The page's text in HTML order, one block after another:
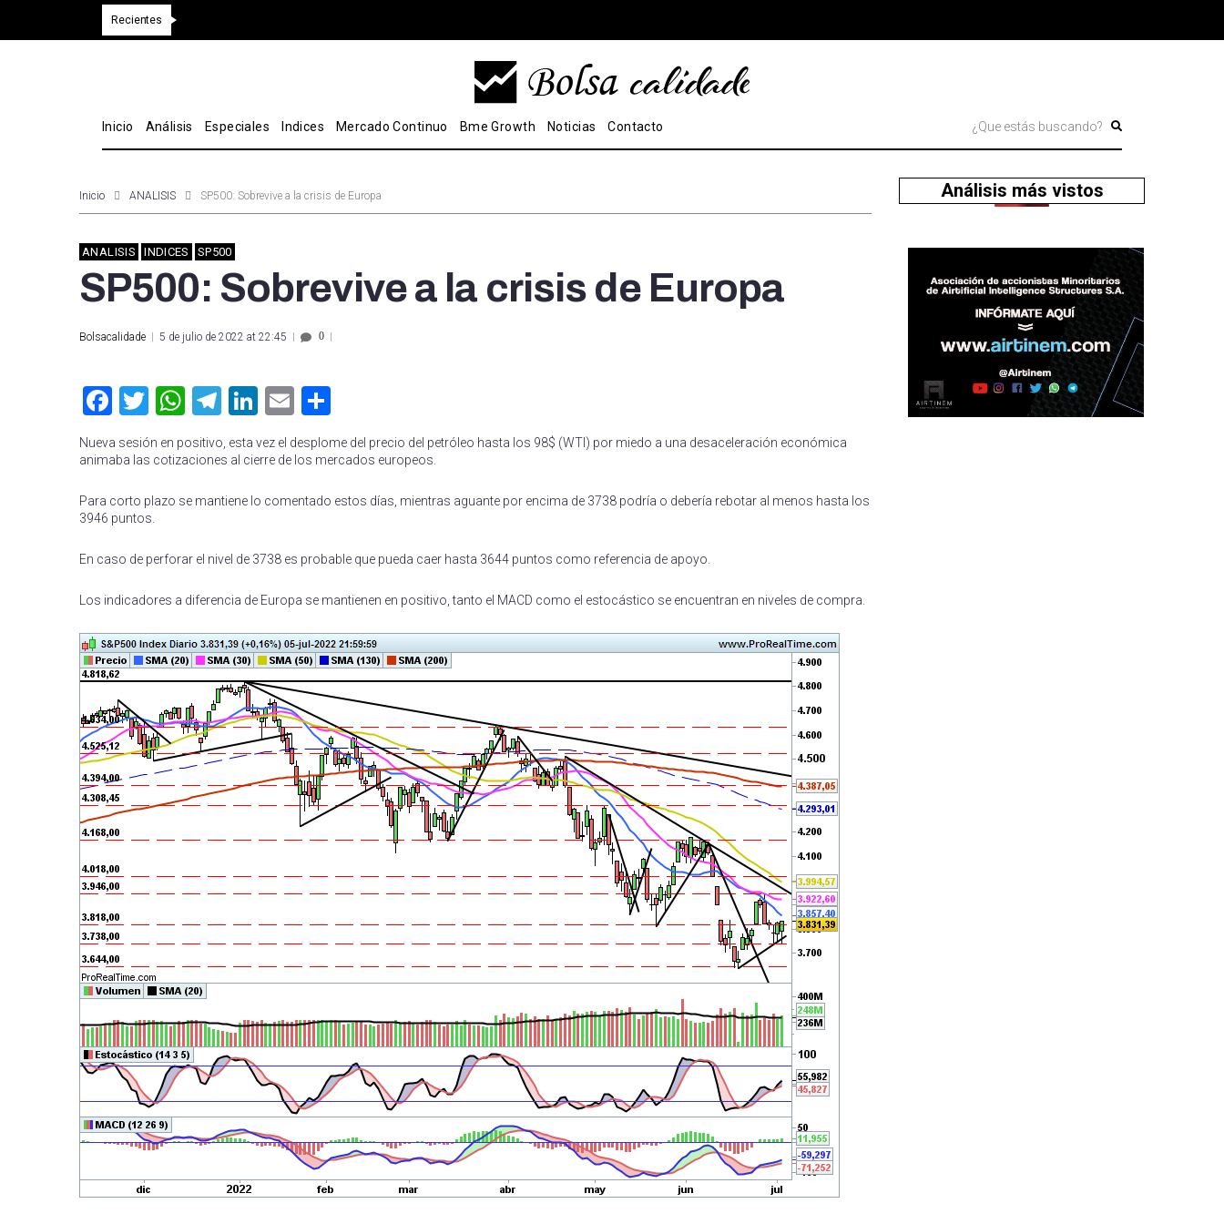
Recientes
Inicio Análisis Especiales Indices Mercado Continuo Bme Growth Noticias Contacto
Inicio ANALISIS SP500: Sobrevive a la crisis de Europa
ANALISIS INDICES SP500
SP500: Sobrevive a la crisis de Europa
Bolsacalidade 5 de julio de 2022 at 22:45 0
Facebook
Twitter
WhatsApp
Telegram
LinkedIn
Email
Nueva sesión en positivo, esta vez el desplome del precio del petróleo hasta los 98$ (WTI) por miedo a una desaceleración económica
animaba las cotizaciones al cierre de los mercados europeos.
Para corto plazo se mantiene lo comentado estos días, mientras aguante por encima de 3738 podría o debería rebotar al menos hasta los
3946 puntos.
En caso de perforar el nivel de 3738 es probable que pueda caer hasta 3644 puntos como referencia de apoyo.
Los indicadores a diferencia de Europa se mantienen en positivo, tanto el MACD como el estocástico se encuentran en niveles de compra.
Análisis más vistos